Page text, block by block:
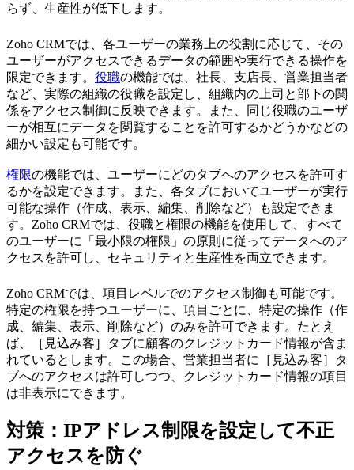
らず、生産性が低下します。
Zoho CRMでは、各ユーザーの業務上の役割に応じて、その
ユーザーがアクセスできるデータの範囲や実行できる操作を
限定できます。 役職の機能では、社長、支店長、営業担当者
など、実際の組織の役職を設定し、組織内の上司と部下の関
係をアクセス制御に反映できます。また、同じ役職のユーザ
ーが相互にデータを閲覧することを許可するかどうかなどの
細かい設定も可能です。
権限の機能では、ユーザーにどのタブへのアクセスを許可す
るかを設定できます。また、各タブにおいてユーザーが実行
可能な操作（作成、表示、編集、削除など）も設定できま
す。Zoho CRMでは、役職と権限の機能を使用して、すべて
のユーザーに「最小限の権限」の原則に従ってデータへのア
クセスを許可し、セキュリティと生産性を両立できます。
Zoho CRMでは、項目レベルでのアクセス制御も可能です。
特定の権限を持つユーザーに、項目ごとに、特定の操作（作
成、編集、表示、削除など）のみを許可できます。たとえ
ば、［見込み客］タブに顧客のクレジットカード情報が含ま
れているとします。この場合、営業担当者に［見込み客］タ
ブへのアクセスは許可しつつ、クレジットカード情報の項目
は非表示にできます。
対策：IPアドレス制限を設定して不正
アクセスを防ぐ